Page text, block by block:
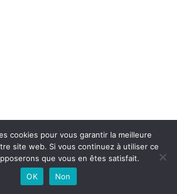
cookies pour vous garantir la meilleure
site web. Si vous continuez à utiliser ce
que vous en êtes satisfait.
OK
Non